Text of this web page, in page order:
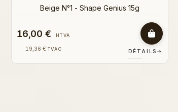
Beige N°1 - Shape Genius 15g
16,00 € HTVA
19,36 € TVAC DÉTAILS →